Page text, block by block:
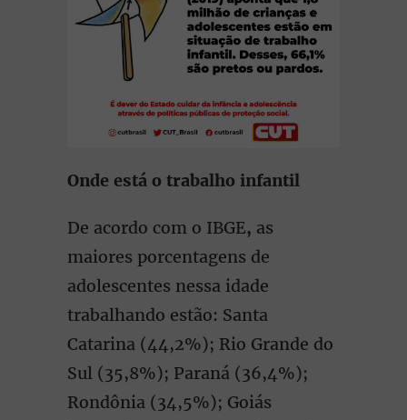
Onde está o trabalho infantil
De acordo com o IBGE, as
maiores porcentagens de
adolescentes nessa idade
trabalhando estão: Santa
Catarina (44,2%); Rio Grande do
Sul (35,8%); Paraná (36,4%);
Rondônia (34,5%); Goiás